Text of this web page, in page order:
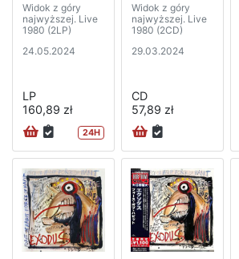
Widok z góry
najwyższej. Live
1980 (2LP)
24.05.2024
LP
160,89 zł
24H
Widok z góry
najwyższej. Live
1980 (2CD)
29.03.2024
CD
57,89 zł